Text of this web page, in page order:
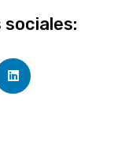
sociales: